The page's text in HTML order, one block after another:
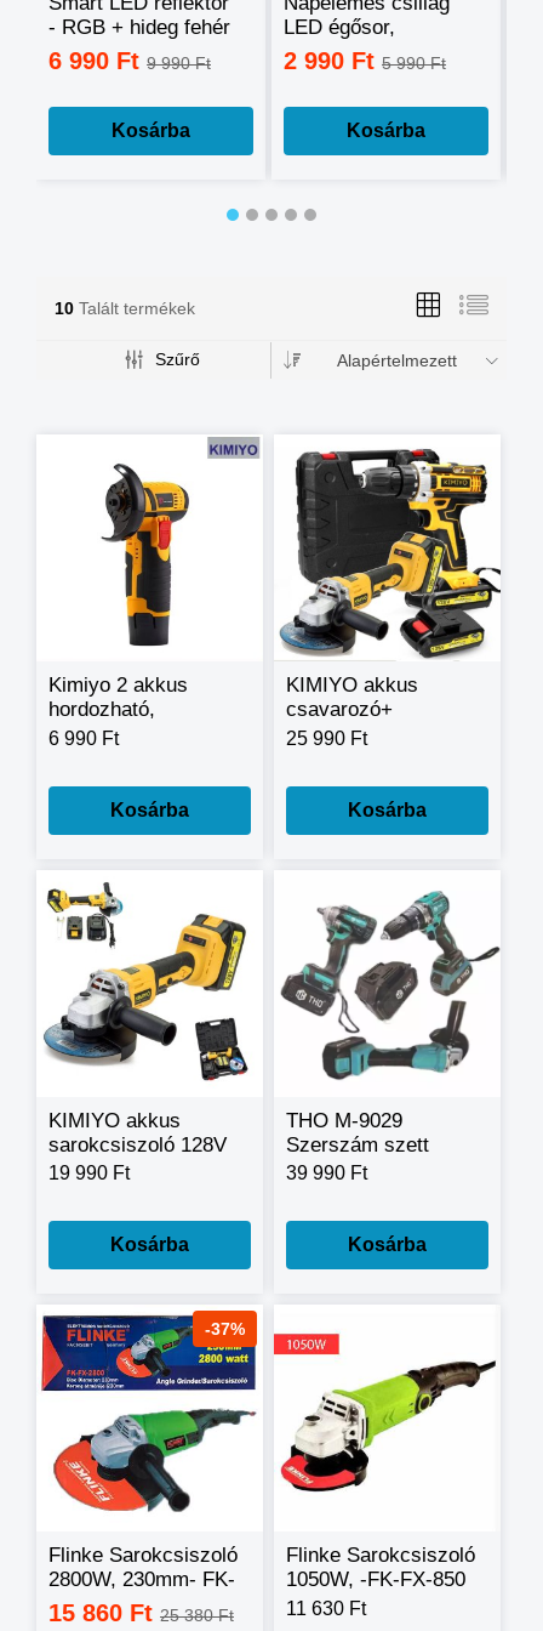
- RGB + hideg fehér
+ meleg fehér, okos
telefonnal
6 990 Ft 9 990 Ft
Kosárba
LED égősor,
fényfüzér
2 990 Ft 5 990 Ft
Kosárba
10 Talált termékek
Szűrő Alapértelmezett
Kimiyo 2 akkus
hordozható,
többfunkciós 12 V-os
46
6 990 Ft
Kosárba
KIMIYO akkus
csavarozó+
Sarokcsiszoló 128V
25 990 Ft
Kosárba
KIMIYO akkus
sarokcsiszoló 128V
2 DB akkuval CH24-
19 990 Ft
Kosárba
THO M-9029
Szerszám szett
(Sarokcsiszoló, ütve
csavarozó) 128V
lítium akkumulátoros
39 990 Ft
Kosárba
-37%
Flinke Sarokcsiszoló
2800W, 230mm- FK-
FX-2800 -
15 860 Ft 25 380 Ft
Flinke Sarokcsiszoló
1050W, -FK-FX-850
11 630 Ft